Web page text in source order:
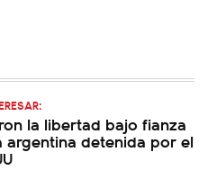
la libertad bajo fianza
argentina detenida por el